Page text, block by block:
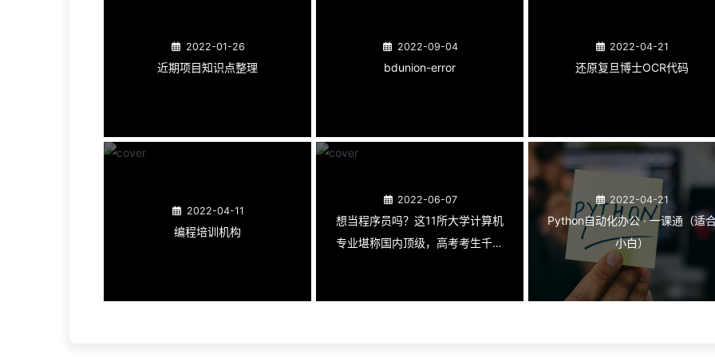
2022-01-26
近期项目知识点整理
2022-09-04
bdunion-error
2022-04-21
还原复旦博士OCR代码
2022-04-11
编程培训机构
2022-06-07
想当程序员吗？这11所大学计算机
专业堪称国内顶级，高考考生千万
2022-04-21
Python自动化办公 · 一课通（适
小白）